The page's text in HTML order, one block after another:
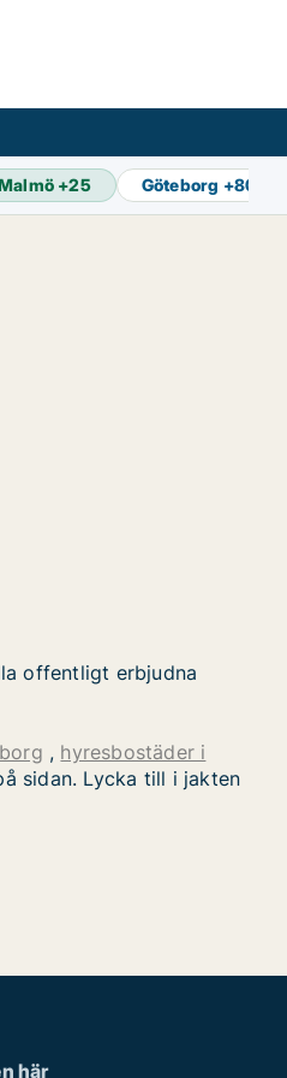
+25 Göteborg +80
offentligt erbjudna
, hyresbostäder i
sidan. Lycka till i jakten
här